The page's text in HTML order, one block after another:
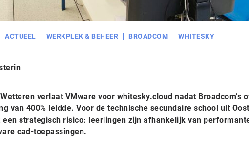
ACTUEEL WERKPLEK & BEHEER BROADCOM WHITESKY
verlaat VMware voor whitesky.cloud nadat Broadcom’s
van 400% leidde. Voor de technische secundaire school uit
een strategisch risico: leerlingen zijn afhankelijk van
cad-toepassingen.